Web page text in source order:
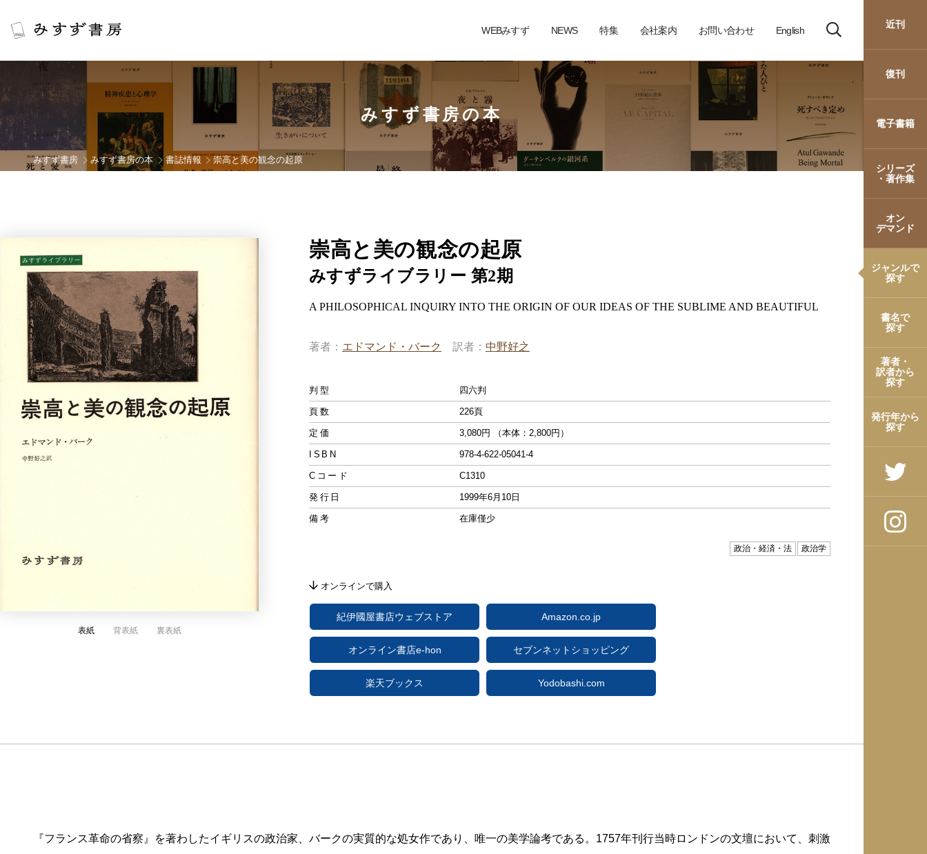
WEBみすず NEWS 特集 会社案内 お問い合わせ English
近刊
復刊
電子書籍
シリーズ
・著作集
オン
デマンド
ジャンルで
探す
書名で
探す
著者・
訳者から
探す
発行年から
探す
みすず書房の本
みすず書房 みすず書房の本 書誌情報 崇高と美の観念の起原
崇高と美の観念の起原
みすずライブラリー 第2期
A PHILOSOPHICAL INQUIRY INTO THE ORIGIN OF OUR IDEAS OF THE SUBLIME AND BEAUTIFUL
表紙 背表紙 裏表紙
著者 エドマンド・バーク 訳者 中野好之
判型 四六判
頁数 226頁
定価 3,080円 （本体：2,800円）
ISBN 978-4-622-05041-4
Cコード C1310
発行日 1999年6月10日
備考 在庫僅少
政治・経済・法 政治学
オンラインで購入
紀伊國屋書店ウェブストア Amazon.co.jp
オンライン書店e-hon セブンネットショッピング
楽天ブックス Yodobashi.com
『フランス革命の省察』を著わしたイギリスの政治家、バークの実質的な処女作であり、唯一の美学論考である。1757年刊行当時ロンドンの文壇において、刺激